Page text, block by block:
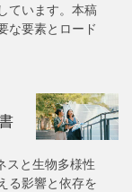
ています。本稿
な要素とロード
スと生物多様性
る影響と依存を